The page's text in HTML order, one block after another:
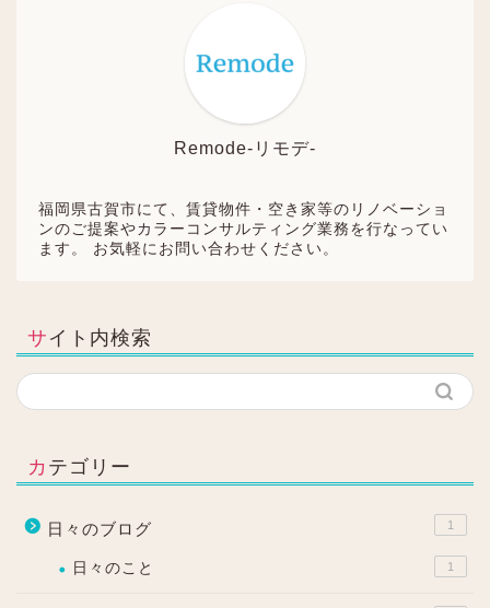
Remode-リモデ-
福岡県古賀市にて、賃貸物件・空き家等のリノベーショ
ンのご提案やカラーコンサルティング業務を行なってい
ます。 お気軽にお問い合わせください。
サイト内検索
カテゴリー
日々のブログ 1
日々のこと 1